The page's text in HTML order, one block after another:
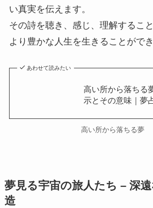
い真実を伝えます。
その詩を聴き、感じ、理解するこ
より豊かな人生を生きることができ
あわせて読みたい
高い所から落ちる
示とその意味｜夢
高い所から落ちる夢
夢見る宇宙の旅人たち – 深
造